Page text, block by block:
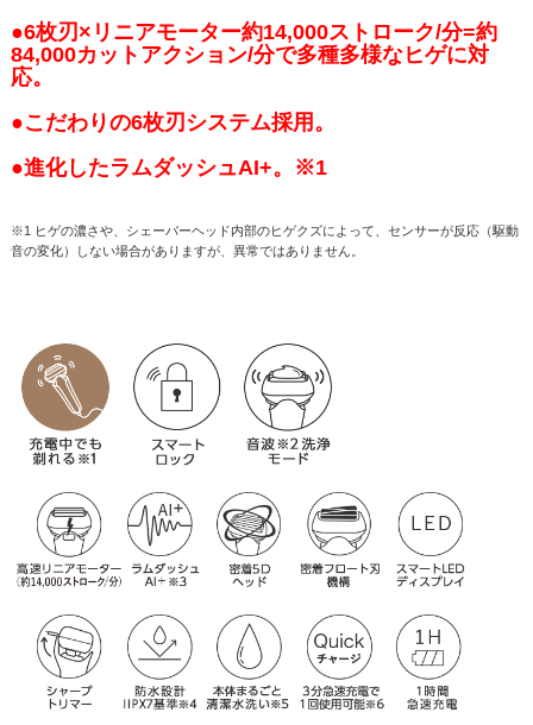
●6枚刃×リニアモーター約14,000ストローク/分=約
84,000カットアクション/分で多種多様なヒゲに対
応。
●こだわりの6枚刃システム採用。
●進化したラムダッシュAI+。※1
※1 ヒゲの濃さや、シェーバーヘッド内部のヒゲクズによって、センサーが反応（駆動
音の変化）しない場合がありますが、異常ではありません。